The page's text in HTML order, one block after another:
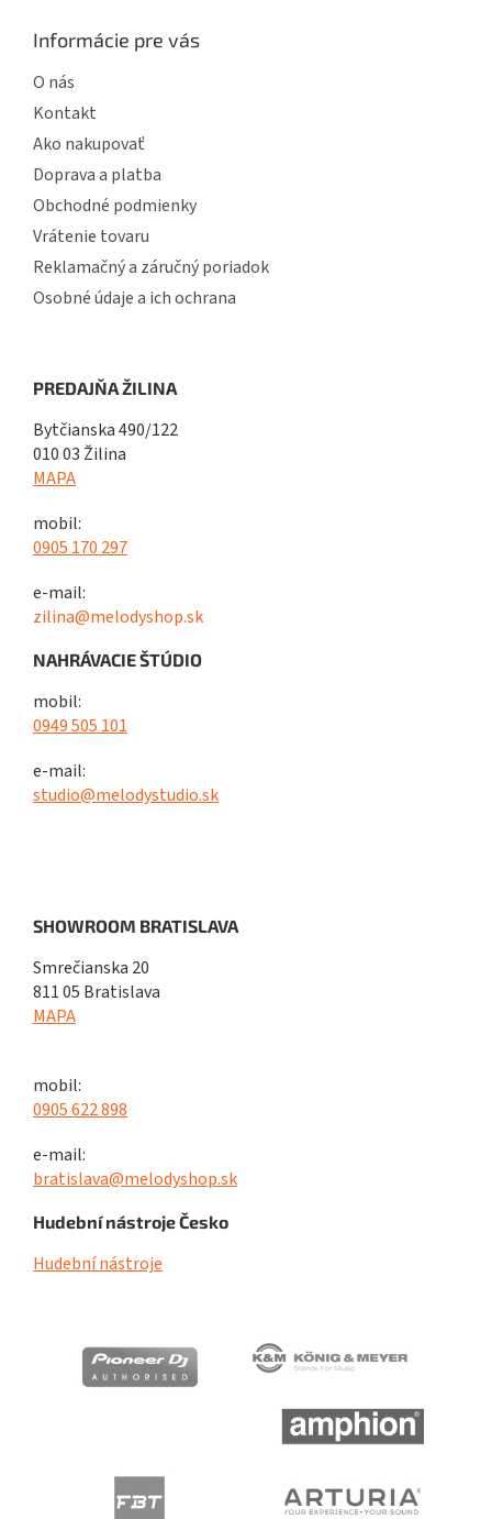
Informácie pre vás
O nás
Kontakt
Ako nakupovať
Doprava a platba
Obchodné podmienky
Vrátenie tovaru
Reklamačný a záručný poriadok
Osobné údaje a ich ochrana
PREDAJŇA ŽILINA
Bytčianska 490/122
010 03 Žilina
MAPA
mobil:
0905 170 297
e-mail:
zilina@melodyshop.sk
NAHRÁVACIE ŠTÚDIO
mobil:
0949 505 101
e-mail:
studio@melodystudio.sk
SHOWROOM BRATISLAVA
Smrečianska 20
811 05 Bratislava
MAPA
mobil:
0905 622 898
e-mail:
bratislava@melodyshop.sk
Hudební nástroje Česko
Hudební nástroje